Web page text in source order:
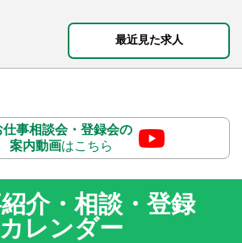
最近見た求人
仕事相談会・登録会の
案内動画はこちら
介・相談・登録
カレンダー